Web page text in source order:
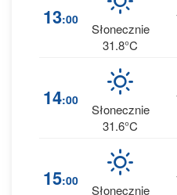
13:00
Słonecznie
31.8°C
14:00
Słonecznie
31.6°C
15:00
Słonecznie